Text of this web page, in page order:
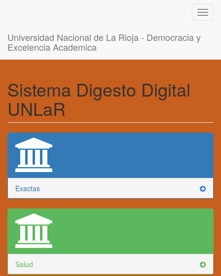
Universidad Nacional de La Rioja - Democracia y
Excelencia Academica
Sistema Digesto Digital
UNLaR
Exactas
Salud